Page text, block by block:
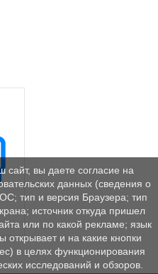
сайт, вы даете согласие на
данных (сведения о
тип и версия Браузера; тип
источник откуда пришел
или по какой рекламе; язык
и на какие кнопки
в целях функционирования
исследований и обзоров.